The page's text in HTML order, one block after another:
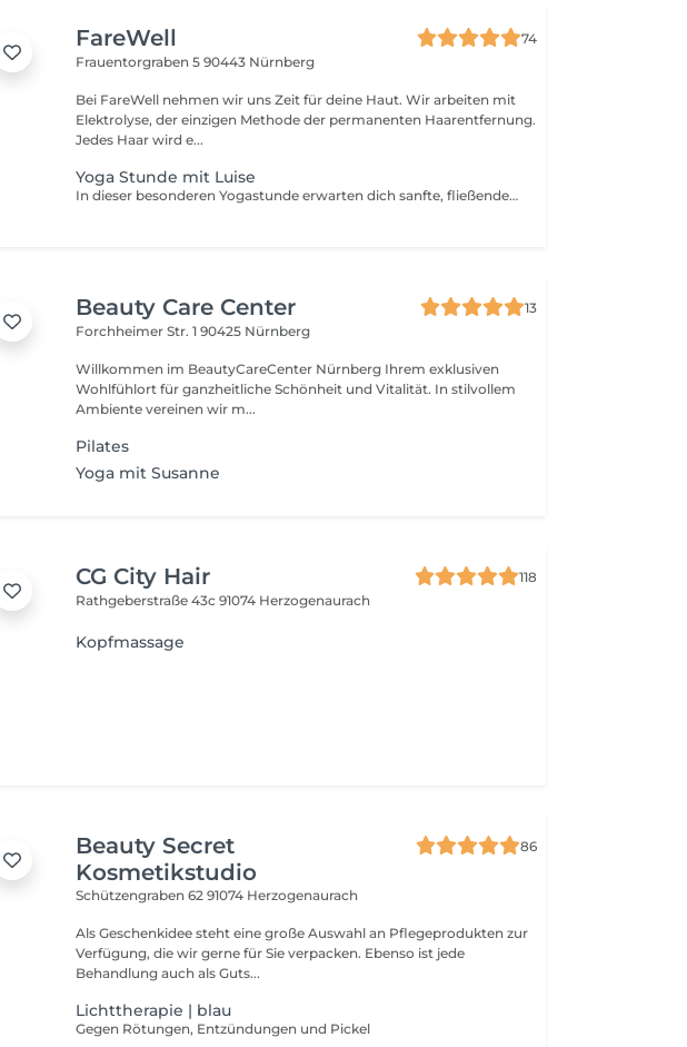
FareWell
74
Frauentorgraben 590443 Nürnberg
Bei FareWell nehmen wir uns Zeit für deine Haut. Wir arbeiten mit
Elektrolyse, der einzigen Methode der permanenten Haarentfernung.
Jedes Haar wird e...
Yoga Stunde mit Luise
In dieser besonderen Yogastunde erwarten dich sanfte, fließende Bewegungen die dich behutsam durch den Abend tragen. Wir bauen etwas wohltuende Kraft auf ohne zu überfordern und verbinden Atmung und Bewegung zu einem ruhigen harmonischen Flow. Zum Abschluss lässt du los sinkst in tiefe Entspannung und schenkst dir selbst einen Moment der Stille, fern vom Trubel begleitet von warmer Atmosphäre und einem Hauch Self Care. Bezahlung vor Ort bar oder mit Karte. Auch mit PayPal möglich unter luisegruetz@gmx.de HINWEIS: Bitte bring deine eigene Matte mit.
Beauty Care Center
13
Forchheimer Str. 190425 Nürnberg
Willkommen im BeautyCareCenter Nürnberg Ihrem exklusiven
Wohlfühlort für ganzheitliche Schönheit und Vitalität. In stilvollem
Ambiente vereinen wir m...
Pilates
Yoga mit Susanne
CG City Hair
118
Rathgeberstraße 43c91074 Herzogenaurach
Kopfmassage
Beauty Secret
Kosmetikstudio
86
Schützengraben 6291074 Herzogenaurach
Als Geschenkidee steht eine große Auswahl an Pflegeprodukten zur
Verfügung, die wir gerne für Sie verpacken. Ebenso ist jede
Behandlung auch als Guts...
Lichttherapie | blau
Gegen Rötungen, Entzündungen und Pickel